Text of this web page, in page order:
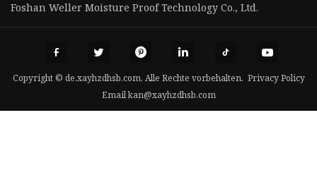
Foshan Weller Moisture Proof Technology Co., Ltd.
Copyright © de.xayhzdhsb.com, Alle Rechte vorbehalten. Privacy Policy
Emailkan@xayhzdhsb.com